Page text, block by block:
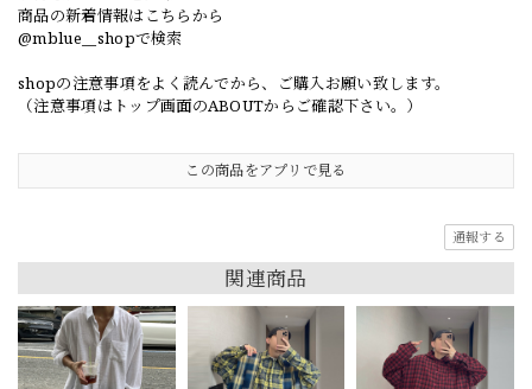
商品の新着情報はこちらから
@mblue__shopで検索
shopの注意事項をよく読んでから、ご購入お願い致します。
（注意事項はトップ画面のABOUTからご確認下さい。）
この商品をアプリで見る
通報する
関連商品